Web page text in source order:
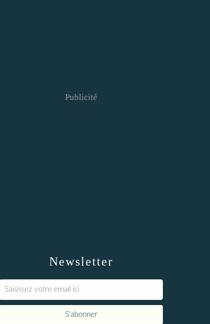
Newsletter
Publicité